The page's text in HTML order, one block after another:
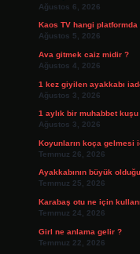
Ağustos 6, 2026
Kaos TV hangi platformda
Ağustos 5, 2026
Ava gitmek caiz midir ?
Ağustos 4, 2026
1 kez giyilen ayakkabı
Ağustos 3, 2026
1 aylık bir muhabbet
Ağustos 3, 2026
Koyunların koça gelmesi
Temmuz 26, 2026
Ayakkabının büyük
Temmuz 25, 2026
Karabaş otu ne için
Temmuz 24, 2026
Girl ne anlama gelir ?
Temmuz 22, 2026